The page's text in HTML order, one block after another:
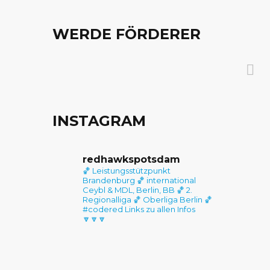
WERDE FÖRDERER
INSTAGRAM
redhawkspotsdam
🏀 Leistungsstützpunkt
Brandenburg 🏀 international
Ceybl & MDL, Berlin, BB 🏀 2.
Regionalliga 🏀 Oberliga Berlin 🏀
#codered Links zu allen Infos
🔽🔽🔽
REDHAWKS POTSDAM
Die RedHawks Potsdam gibt es
seit 2019. Ein Team aus
ambitionierten Mitstreitern
möchte am Sportstandort
Potsdam eine neue Basketball-